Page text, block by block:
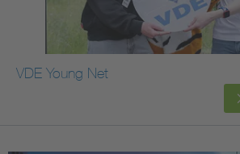
Health
Mobility
VDE Young Net